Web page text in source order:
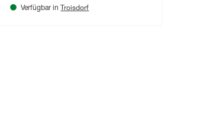
Verfügbar in Troisdorf